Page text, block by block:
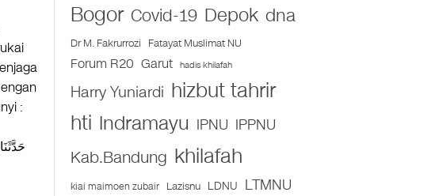
:
Bogor Covid-19 Depok dna
Dr M. Fakrurrozi Fatayat Muslimat NU
Forum R20 Garut hadis khilafah
Harry Yuniardi hizbut tahrir
hti Indramayu IPNU IPPNU
Kab.Bandung khilafah
kiai maimoen zubair Lazisnu LDNU LTMNU